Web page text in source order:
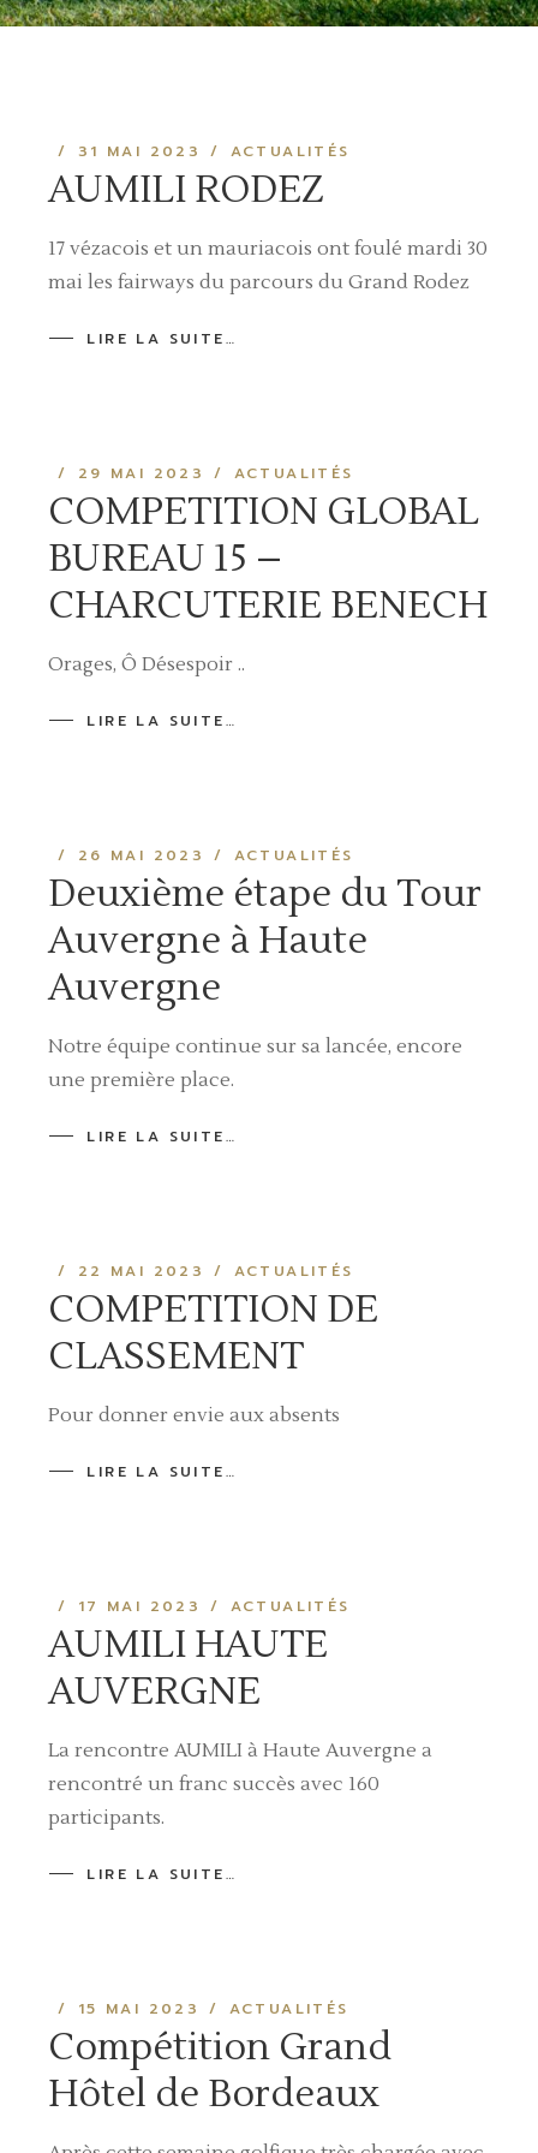
31 MAI 2023 ACTUALITÉS
AUMILI RODEZ
17 vézacois et un mauriacois ont foulé mardi 30
mai les fairways du parcours du Grand Rodez
LIRE LA SUITE…
29 MAI 2023 ACTUALITÉS
COMPETITION GLOBAL
BUREAU 15 –
CHARCUTERIE BENECH
Orages, Ô Désespoir ..
LIRE LA SUITE…
26 MAI 2023 ACTUALITÉS
Deuxième étape du Tour
Auvergne à Haute
Auvergne
Notre équipe continue sur sa lancée, encore
une première place.
LIRE LA SUITE…
22 MAI 2023 ACTUALITÉS
COMPETITION DE
CLASSEMENT
Pour donner envie aux absents
LIRE LA SUITE…
17 MAI 2023 ACTUALITÉS
AUMILI HAUTE
AUVERGNE
La rencontre AUMILI à Haute Auvergne a
rencontré un franc succès avec 160
participants.
LIRE LA SUITE…
15 MAI 2023 ACTUALITÉS
Compétition Grand
Hôtel de Bordeaux